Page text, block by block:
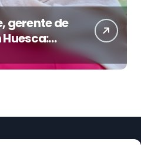
gerente de
del toreo
feria»